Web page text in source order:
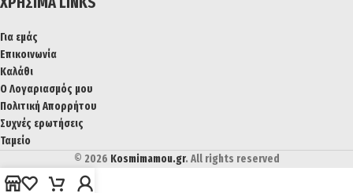
Για εμάς
Επικοινωνία
Καλάθι
Ο Λογαριασμός μου
Πολιτική Απορρήτου
Συχνές ερωτήσεις
Ταμείο
© 2026 Kosmimamou.gr. All rights reserved